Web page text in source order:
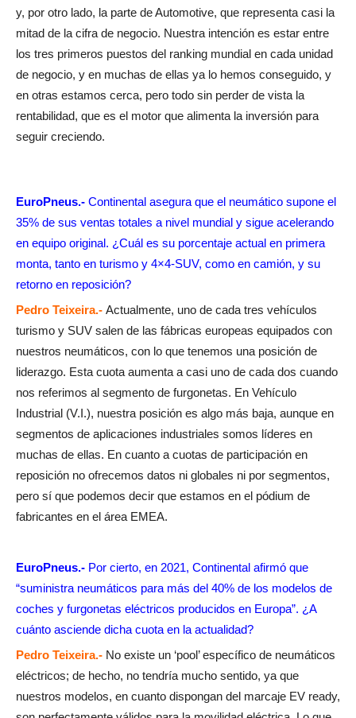
y, por otro lado, la parte de Automotive, que representa casi la
mitad de la cifra de negocio. Nuestra intención es estar entre
los tres primeros puestos del ranking mundial en cada unidad
de negocio, y en muchas de ellas ya lo hemos conseguido, y
en otras estamos cerca, pero todo sin perder de vista la
rentabilidad, que es el motor que alimenta la inversión para
seguir creciendo.
EuroPneus.- Continental asegura que el neumático supone el
35% de sus ventas totales a nivel mundial y sigue acelerando
en equipo original. ¿Cuál es su porcentaje actual en primera
monta, tanto en turismo y 4×4-SUV, como en camión, y su
retorno en reposición?
Pedro Teixeira.- Actualmente, uno de cada tres vehículos
turismo y SUV salen de las fábricas europeas equipados con
nuestros neumáticos, con lo que tenemos una posición de
liderazgo. Esta cuota aumenta a casi uno de cada dos cuando
nos referimos al segmento de furgonetas. En Vehículo
Industrial (V.I.), nuestra posición es algo más baja, aunque en
segmentos de aplicaciones industriales somos líderes en
muchas de ellas. En cuanto a cuotas de participación en
reposición no ofrecemos datos ni globales ni por segmentos,
pero sí que podemos decir que estamos en el pódium de
fabricantes en el área EMEA.
EuroPneus.- Por cierto, en 2021, Continental afirmó que
“suministra neumáticos para más del 40% de los modelos de
coches y furgonetas eléctricos producidos en Europa”. ¿A
cuánto asciende dicha cuota en la actualidad?
Pedro Teixeira.- No existe un ‘pool’ específico de neumáticos
eléctricos; de hecho, no tendría mucho sentido, ya que
nuestros modelos, en cuanto dispongan del marcaje EV ready,